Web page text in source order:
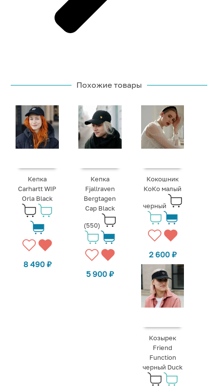
Похожие товары
Кепка
Carhartt WIP
Orla Black
8 490 ₽
Кепка
Fjallraven
Bergtagen
Cap Black
(550)
5 900 ₽
Кокошник
КоКо малый
черный
2 600 ₽
Козырек
Friend
Function
черный Duck